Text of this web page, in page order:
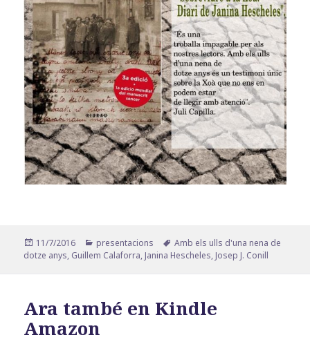
Publicat
el
11/7/2016 Categories
presentacions Etiquetes
Amb els ulls d'una nena de
dotze anys, Guillem Calaforra, Janina Hescheles, Josep J. Conill
Ara també en Kindle
Amazon